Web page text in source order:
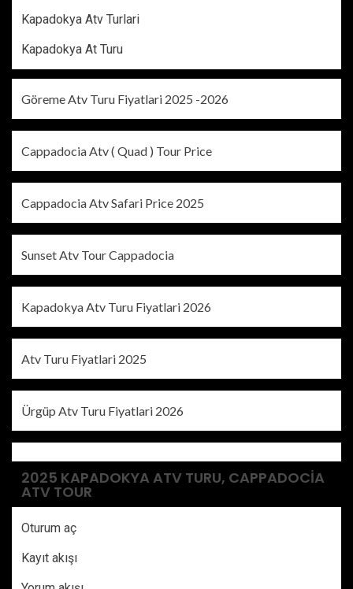
Kapadokya Atv Turlari
Kapadokya At Turu
Göreme Atv Turu Fiyatlari 2025 -2026
Cappadocia Atv ( Quad ) Tour Price
Cappadocia Atv Safari Price 2025
Sunset Atv Tour Cappadocia
Kapadokya Atv Turu Fiyatlari 2026
Atv Turu Fiyatlari 2025
Ürgüp Atv Turu Fiyatlari 2026
2025 KAPADOKYA ATV TURU, CAPPADOCIA
ATV TOUR
Oturum aç
Kayıt akışı